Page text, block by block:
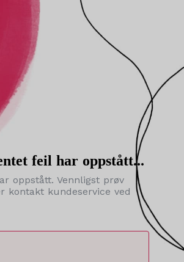
feil har oppstått...
oppstått. Vennligst prøv
kontakt kundeservice ved